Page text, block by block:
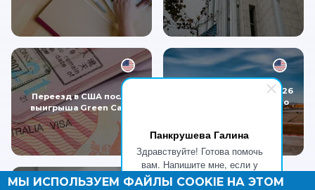
Панкрушева Галина
Здравствуйте! Готова помочь
вам. Напишите мне, если у
вас появятся вопросы.
Переезд в США после
выигрыша Green Card
Иммиграция в США в 2026
году: что действительно
МЫ ИСПОЛЬЗУЕМ ФАЙЛЫ COOKIE НА ЭТОМ